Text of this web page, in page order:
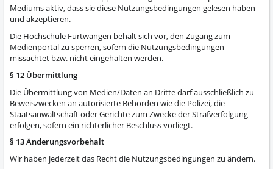
Mediums aktiv, dass sie diese Nutzungsbedingungen gelesen haben
und akzeptieren.
Die Hochschule Furtwangen behält sich vor, den Zugang zum
Medienportal zu sperren, sofern die Nutzungsbedingungen
missachtet bzw. nicht eingehalten werden.
§ 12 Übermittlung
Die Übermittlung von Medien/Daten an Dritte darf ausschließlich zu
Beweiszwecken an autorisierte Behörden wie die Polizei, die
Staatsanwaltschaft oder Gerichte zum Zwecke der Strafverfolgung
erfolgen, sofern ein richterlicher Beschluss vorliegt.
§ 13 Änderungsvorbehalt
Wir haben jederzeit das Recht die Nutzungsbedingungen zu ändern.